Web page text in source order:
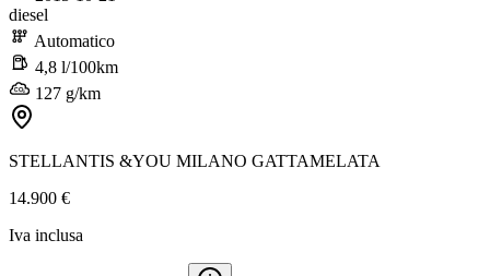
diesel
Automatico
4,8 l/100km
127 g/km
STELLANTIS &YOU MILANO GATTAMELATA
14.900 €
Iva inclusa